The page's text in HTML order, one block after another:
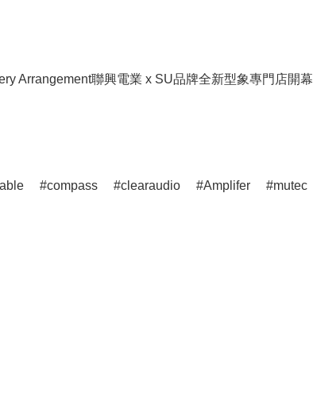
Arrangement聯興電業 x SU品牌全新型象專門店開幕
compass clearaudio Amplifer mutec